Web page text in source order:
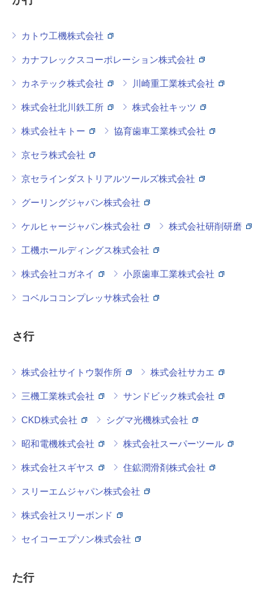
カトウ工機株式会社
カナフレックスコーポレーション株式会社
カネテック株式会社 川崎重工業株式会社
株式会社北川鉄工所 株式会社キッツ
株式会社キトー 協育歯車工業株式会社
京セラ株式会社
京セラインダストリアルツールズ株式会社
グーリングジャパン株式会社
ケルヒャージャパン株式会社 株式会社研削研磨
工機ホールディングス株式会社
株式会社コガネイ 小原歯車工業株式会社
コベルココンプレッサ株式会社
さ行
株式会社サイトウ製作所 株式会社サカエ
三機工業株式会社 サンドビック株式会社
CKD株式会社 シグマ光機株式会社
昭和電機株式会社 株式会社スーパーツール
株式会社スギヤス 住鉱潤滑剤株式会社
スリーエムジャパン株式会社
株式会社スリーボンド
セイコーエプソン株式会社
た行